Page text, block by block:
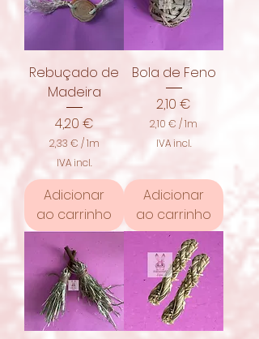
Rebuçado de
Madeira
Preço
4,20 €
2,33 € /1m
2
,
3
3
€
p
o
r
1
m
e
t
IVA incl.
Adicionar
ao carrinho
Bola de Feno
Preço
2,10 €
2,10 € /1m
2
,
€
p
1
m
e
t
r
o
s
IVA incl.
Adicionar
ao carrinho